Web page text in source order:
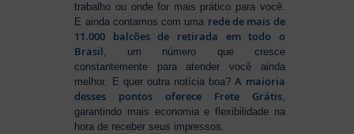
trabalho ou onde for mais prático para você.
E ainda contamos com uma rede de mais de
11.000 balcões de retirada em todo o
Brasil, um número que cresce
constantemente para atender você ainda
melhor. E quer outra notícia boa?A maioria
desses pontos oferece Frete Grátis,
garantindo mais economia e flexibilidade na
hora de receber seus impressos.